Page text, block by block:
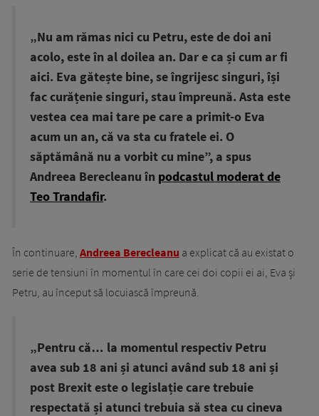
„Nu am rămas nici cu Petru, este de doi ani
acolo, este în al doilea an. Dar e ca și cum ar fi
aici. Eva gătește bine, se îngrijesc singuri, își
fac curățenie singuri, stau împreună. Asta este
vestea cea mai tare pe care a primit-o Eva
acum un an, că va sta cu fratele ei. O
săptămână nu a vorbit cu mine”, a spus
Andreea Berecleanu în podcastul moderat de
Teo Trandafir.
În continuare, Andreea Berecleanu a explicat că au existat o
serie de tensiuni în momentul în care cei doi copii ei ai, Eva și
Petru, au început să locuiască împreună.
„Pentru că… la momentul respectiv Petru
avea sub 18 ani și atunci având sub 18 ani și
post Brexit este o legislație care trebuie
respectată și atunci trebuia să stea cu cineva